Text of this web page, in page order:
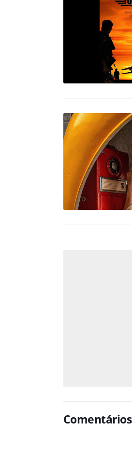
Comentários